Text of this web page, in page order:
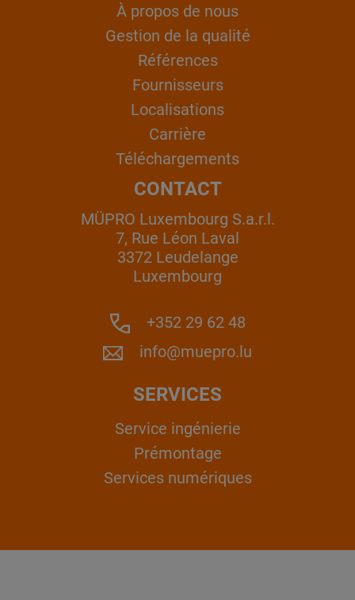
À propos de nous
Gestion de la qualité
Références
Fournisseurs
Localisations
Carrière
Téléchargements
CONTACT
MÜPRO Luxembourg S.a.r.l.
7, Rue Léon Laval
3372 Leudelange
Luxembourg
+352 29 62 48
info@muepro.lu
SERVICES
Service ingénierie
Prémontage
Services numériques